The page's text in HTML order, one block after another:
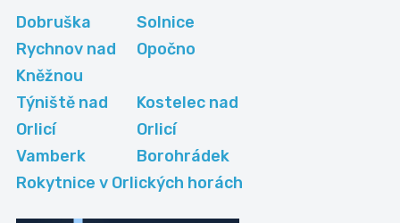
Dobruška
Solnice
Rychnov nad
Kněžnou
Opočno
Týniště nad
Orlicí
Kostelec nad
Orlicí
Vamberk
Borohrádek
Rokytnice v Orlických horách